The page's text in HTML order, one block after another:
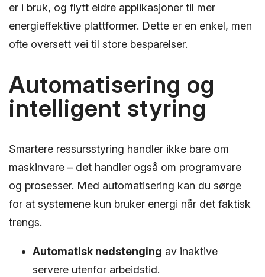
er i bruk, og flytt eldre applikasjoner til mer
energieffektive plattformer. Dette er en enkel, men
ofte oversett vei til store besparelser.
Automatisering og
intelligent styring
Smartere ressursstyring handler ikke bare om
maskinvare – det handler også om programvare
og prosesser. Med automatisering kan du sørge
for at systemene kun bruker energi når det faktisk
trengs.
Automatisk nedstenging av inaktive
servere utenfor arbeidstid.